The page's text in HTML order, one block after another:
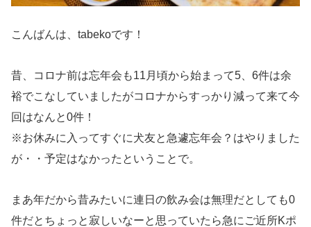
こんばんは、tabekoです！
昔、コロナ前は忘年会も11月頃から始まって5、6件は余
裕でこなしていましたがコロナからすっかり減って来て今
回はなんと0件！
※お休みに入ってすぐに犬友と急遽忘年会？はやりました
が・・予定はなかったということで。
まあ年だから昔みたいに連日の飲み会は無理だとしても0
件だとちょっと寂しいなーと思っていたら急にご近所Kポ